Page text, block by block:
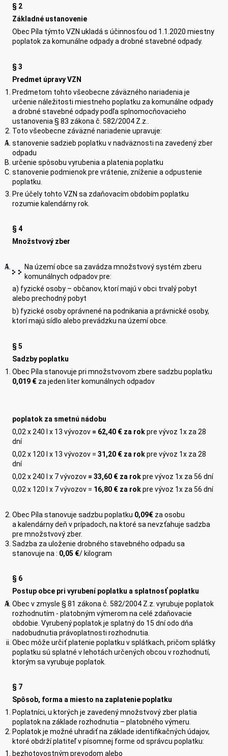
§ 2
Základné ustanovenie
Obec Píla týmto VZN ukladá s účinnosťou od 1.1.2020 miestny
poplatok za komunálne odpady a drobné stavebné odpady.
§ 3
Predmet úpravy VZN
Predmetom tohto všeobecne záväzného nariadenia je
určenie náležitosti miestneho poplatku za komunálne odpady
a drobné stavebné odpady podľa splnomocňovacieho
ustanovenia § 83 zákona č. 582/2004 Z.z..
Toto všeobecne záväzné nariadenie upravuje:
stanovenie sadzieb poplatku v nadväznosti na zavedený zber
odpadu
určenie spôsobu vyrubenia a platenia poplatku
stanovenie podmienok pre vrátenie, zníženie a odpustenie
poplatku.
Pre účely tohto VZN sa zdaňovacím obdobím poplatku
rozumie kalendárny rok.
§ 4
Množstvový zber
Na území obce sa zavádza množstvový systém zberu
komunálnych odpadov pre:
a) fyzické osoby – občanov, ktorí majú v obci trvalý pobyt
alebo prechodný pobyt
b) fyzické osoby oprávnené na podnikania a právnické osoby,
ktorí majú sídlo alebo prevádzku na území obce.
§ 5
Sadzby poplatku
Obec Píla stanovuje pri množstvovom zbere sadzbu poplatku
0,019 € za jeden liter komunálnych odpadov
poplatok za smetnú nádobu
0,02 x 240 l x 13 vývozov = 62,40 € za rokpre vývoz 1x za 28
dní
0,02 x 120 l x 13 vývozov =31,20 € za rokpre vývoz 1x za 28
dní
0,02 x 240 l x 7 vývozov =33,60 € za rokpre vývoz 1x za 56 dní
0,02 x 120 l x 7 vývozov = 16,80 € za rokpre vývoz 1x za 56 dní
Obec Píla stanovuje sadzbu poplatku 0,09€ za osobu
a kalendárny deň v prípadoch, na ktoré sa nevzťahuje sadzba
pre množstvový zber.
Sadzba za uloženie drobného stavebného odpadu sa
stanovuje na : 0,05 €/ kilogram
§ 6
Postup obce pri vyrubení poplatku a splatnosť poplatku
Obec v zmysle § 81 zákona č. 582/2004 Z.z. vyrubuje poplatok
rozhodnutím - platobným výmerom na celé zdaňovacie
obdobie. Vyrubený poplatok je splatný do 15 dní odo dňa
nadobudnutia právoplatnosti rozhodnutia.
Obec môže určiť platenie poplatku v splátkach, pričom splátky
poplatku sú splatné v lehotách určených obcou v rozhodnutí,
ktorým sa vyrubuje poplatok.
§ 7
Spôsob, forma a miesto na zaplatenie poplatku
Poplatníci, u ktorých je zavedený množstvový zber platia
poplatok na základe rozhodnutia – platobného výmeru.
Poplatok je možné uhradiť na základe identifikačných údajov,
ktoré obdrží platiteľ v písomnej forme od správcu poplatku:
bezhotovostným prevodom alebo